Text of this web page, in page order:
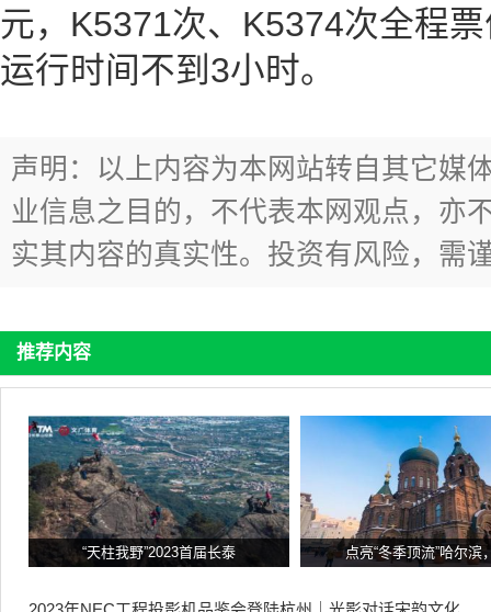
元，K5371次、K5374次全程
运行时间不到3小时。
声明：以上内容为本网站转自其它媒
业信息之目的，不代表本网观点，亦
实其内容的真实性。投资有风险，需
推荐内容
“天柱我野”2023首届长泰 点亮“冬季顶流”哈尔滨